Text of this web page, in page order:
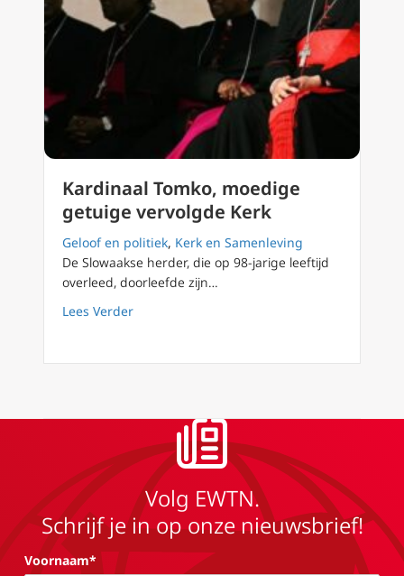
Kardinaal Tomko, moedige
getuige vervolgde Kerk
Geloof en politiek, Kerk en Samenleving
De Slowaakse herder, die op 98-jarige leeftijd
overleed, doorleefde zijn…
Lees Verderabout Kardinaal Tomko, moedige getuige
Volg EWTN.
Schrijf je in op onze nieuwsbrief!
Voornaam*